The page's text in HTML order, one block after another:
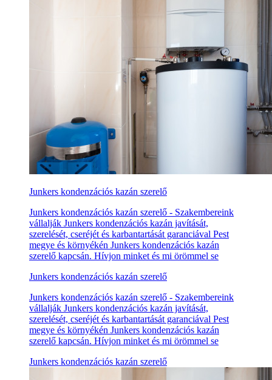
Junkers kondenzációs kazán szerelő
Junkers kondenzációs kazán szerelő - Szakembereink
vállalják Junkers kondenzációs kazán javítását,
szerelését, cseréjét és karbantartását garanciával Pest
megye és környékén Junkers kondenzációs kazán
szerelő kapcsán. Hívjon minket és mi örömmel se
Junkers kondenzációs kazán szerelő
Junkers kondenzációs kazán szerelő - Szakembereink
vállalják Junkers kondenzációs kazán javítását,
szerelését, cseréjét és karbantartását garanciával Pest
megye és környékén Junkers kondenzációs kazán
szerelő kapcsán. Hívjon minket és mi örömmel se
Junkers kondenzációs kazán szerelő